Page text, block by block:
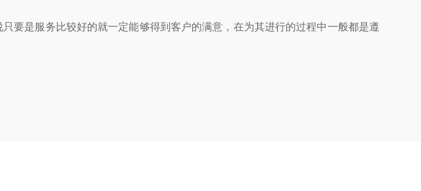
要是服务比较好的就一定能够得到客户的满意，在为其进行的过程中一般都是遵